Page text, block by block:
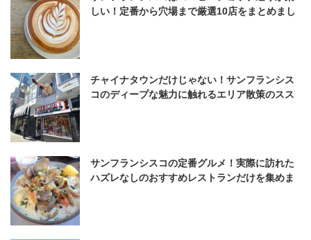
しい！定番から穴場まで厳選10店をまとめまし
チャイナタウンだけじゃない！サンフランシス
コのディープな魅力に触れるエリア散策のスス
サンフランシスコの定番グルメ！実際に訪れた
ハズレなしのおすすめレストランだけを集めま